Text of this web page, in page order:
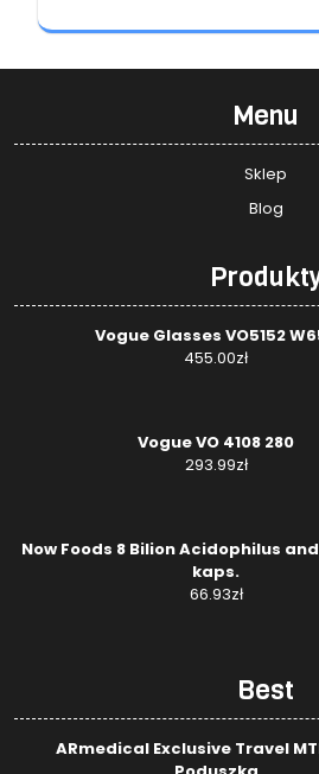
Menu
Sklep
Blog
Vogue Glasses VO5152
455.00zł
Vogue VO 4108 280
293.99zł
Now Foods 8 Bilion Acidophilus
kaps.
66.93zł
Best
ARmedical Exclusive Travel